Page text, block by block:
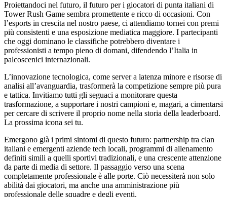
Proiettandoci nel futuro, il futuro per i giocatori di punta italiani di
Tower Rush Game sembra promettente e ricco di occasioni. Con
l’esports in crescita nel nostro paese, ci attendiamo tornei con premi
più consistenti e una esposizione mediatica maggiore. I partecipanti
che oggi dominano le classifiche potrebbero diventare i
professionisti a tempo pieno di domani, difendendo l’Italia in
palcoscenici internazionali.
L’innovazione tecnologica, come server a latenza minore e risorse di
analisi all’avanguardia, trasformerà la competizione sempre più pura
e tattica. Invitiamo tutti gli seguaci a monitorare questa
trasformazione, a supportare i nostri campioni e, magari, a cimentarsi
per cercare di scrivere il proprio nome nella storia della leaderboard.
La prossima icona sei tu.
Emergono già i primi sintomi di questo futuro: partnership tra clan
italiani e emergenti aziende tech locali, programmi di allenamento
definiti simili a quelli sportivi tradizionali, e una crescente attenzione
da parte di media di settore. Il passaggio verso una scena
completamente professionale è alle porte. Ciò necessiterà non solo
abilità dai giocatori, ma anche una amministrazione più
professionale delle squadre e degli eventi.